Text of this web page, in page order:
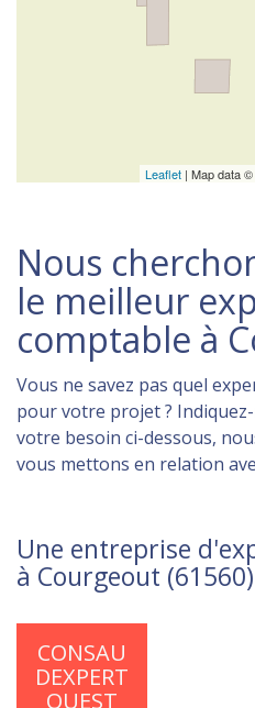
Leaflet | Map data ©
Nous
le meilleur
comptable à
Vous ne savez pas quel
pour votre projet ?
votre besoin ci-dessous,
vous mettons en relation
Une entreprise
à Courgeout (61560)
CONSAU
DEXPERT
OUEST